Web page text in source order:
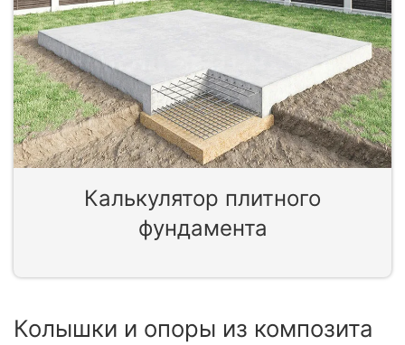
Калькулятор плитного
фундамента
Колышки и опоры из композита